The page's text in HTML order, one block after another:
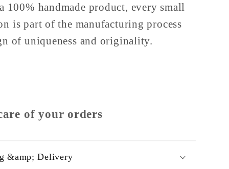
100% handmade product, every small
is part of the manufacturing process
of uniqueness and originality.
of your orders
&amp; Delivery